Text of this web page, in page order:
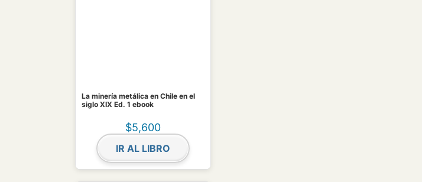
La minería metálica en Chile en el
siglo XIX Ed. 1 ebook
$5,600
IR AL LIBRO